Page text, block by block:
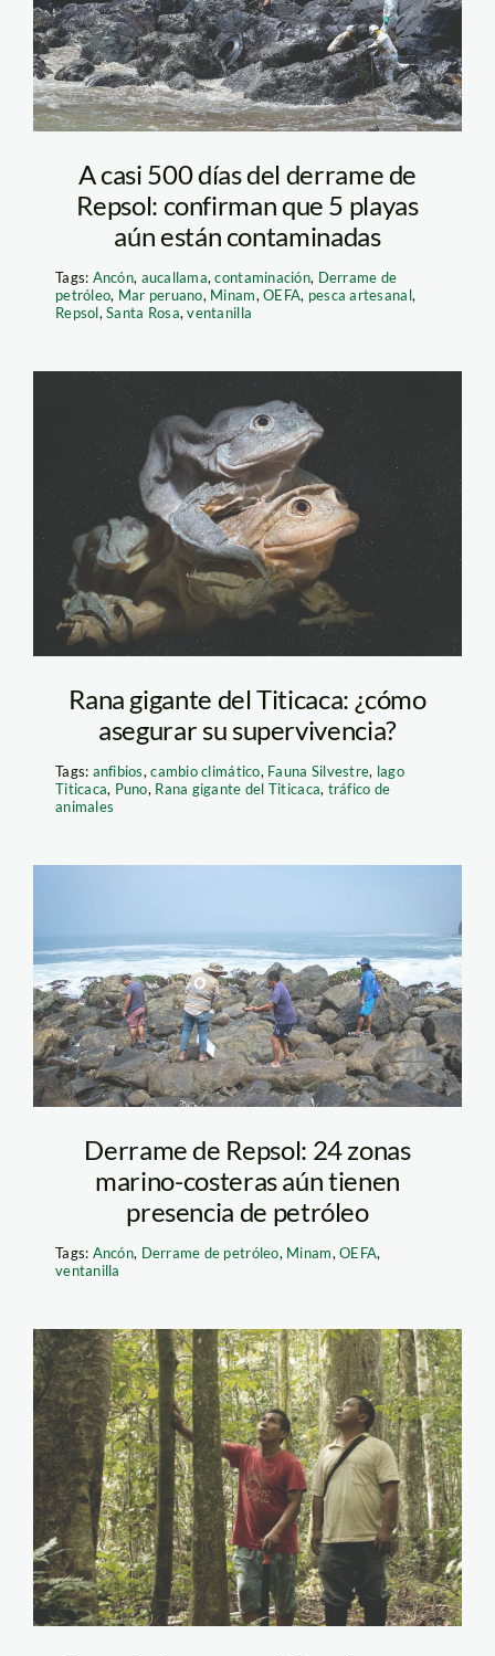
repsol – oefa
A casi 500 días del derrame de
Repsol: confirman que 5 playas
aún están contaminadas
Tags: Ancón, aucallama,contaminación, Derrame de
petróleo, Mar peruano, Minam,OEFA, pesca artesanal,
Repsol,Santa Rosa,ventanilla
rana gigante_ D.
Alarcón_Centro
K’ayra.
Rana gigante del Titicaca: ¿cómo
asegurar su supervivencia?
Tags: anfibios,cambio climático, Fauna Silvestre, lago
Titicaca, Puno, Rana gigante del Titicaca, tráfico de
animales
derrame repsol –
sitios conaminados –
oefa
Derrame de Repsol: 24 zonas
marino-costeras aún tienen
presencia de petróleo
Tags: Ancón, Derrame de petróleo, Minam,OEFA,
ventanilla
conocimientos-
tradicionales—eddy-
peña—spda